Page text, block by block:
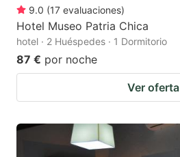
9.0 (17 evaluaciones)
Hotel Museo Patria Chica
hotel · 2 Huéspedes · 1 Dormitorio
87 € por noche
Ver oferta